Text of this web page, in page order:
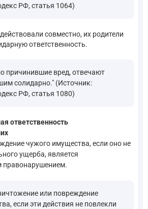
РФ, статья 1064)
совместно, их родители
ответственность.
причинившие вред, отвечают
солидарно." (Источник:
РФ, статья 1080)
ответственность
чужого имущества, если оно не
ущерба, является
или повреждение
если эти действия не повлекли